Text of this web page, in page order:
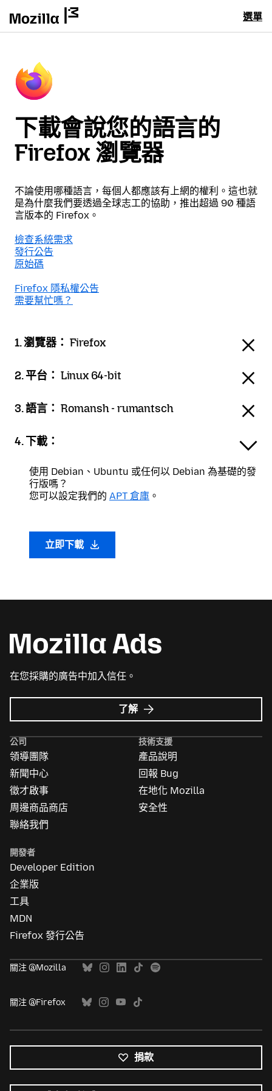
選單
下載會說您的語言的
Firefox 瀏覽器
不論使用哪種語言，每個人都應該有上網的權利。這也就
是為什麼我們要透過全球志工的協助，推出超過 90 種語
言版本的 Firefox。
檢查系統需求
發行公告
原始碼
Firefox 隱私權公告
需要幫忙嗎？
1. 瀏覽器： Firefox
2. 平台： Linux 64-bit
3. 語言： Romansh - rumantsch
4. 下載：
使用 Debian、Ubuntu 或任何以 Debian 為基礎的發
行版嗎？
您可以設定我們的 APT 倉庫 。
立即下載
在您採購的廣告中加入信任。
了解 Mozilla
Ads
更
多
資
訊
公司
領導團隊
新聞中心
徵才啟事
周邊商品商店
聯絡我們
技術支援
產品說明
回報 Bug
在地化 Mozilla
安全性
開發者
Developer Edition
企業版
工具
MDN
Firefox 發行公告
關注 @Mozilla
關注 @Firefox
捐款
有